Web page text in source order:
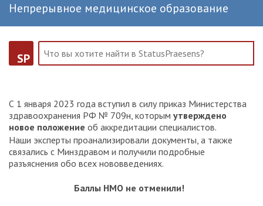
Непрерывное медицинское образование
SP
С 1 января 2023 года вступил в силу приказ Министерства
здравоохранения РФ № 709н, которым утверждено
новое положение об аккредитации специалистов.
Наши эксперты проанализировали документы, а также
связались с Минздравом и получили подробные
разъяснения обо всех нововведениях.
Баллы НМО не отменили!